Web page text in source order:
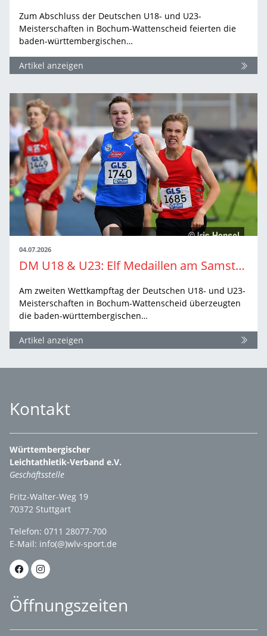
Zum Abschluss der Deutschen U18- und U23-
Meisterschaften in Bochum-Wattenscheid feierten die
baden-württembergischen…
Artikel anzeigen
04.07.2026
DM U18 & U23: Elf Medaillen am Samstag
Am zweiten Wettkampftag der Deutschen U18- und U23-
Meisterschaften in Bochum-Wattenscheid überzeugten
die baden-württembergischen…
Artikel anzeigen
Kontakt
Württembergischer
Leichtathletik-Verband e.V.
Geschäftsstelle
Fritz-Walter-Weg 19
70372 Stuttgart
Telefon: 0711 28077-700
E-Mail: info(@)wlv-sport.de
Öffnungszeiten